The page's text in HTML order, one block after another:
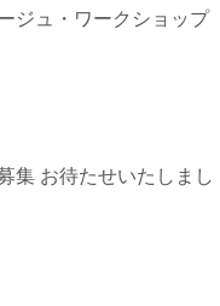
ジュ・ワークショップ
集 お待たせいたしまし